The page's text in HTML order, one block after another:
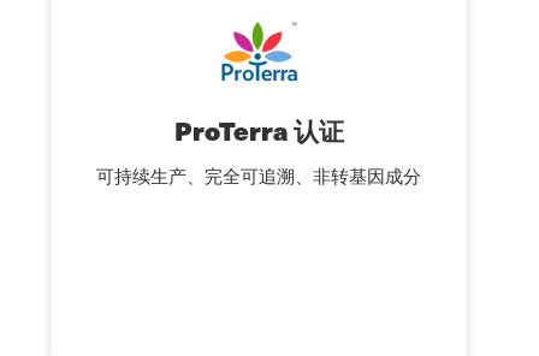
ProTerra 认证
可持续生产、完全可追溯、非转基因成分